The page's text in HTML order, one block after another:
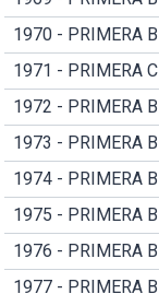
1970 - PRIMERA B
1971 - PRIMERA C
1972 - PRIMERA B
1973 - PRIMERA B
1974 - PRIMERA B
1975 - PRIMERA B
1976 - PRIMERA B
1977 - PRIMERA B